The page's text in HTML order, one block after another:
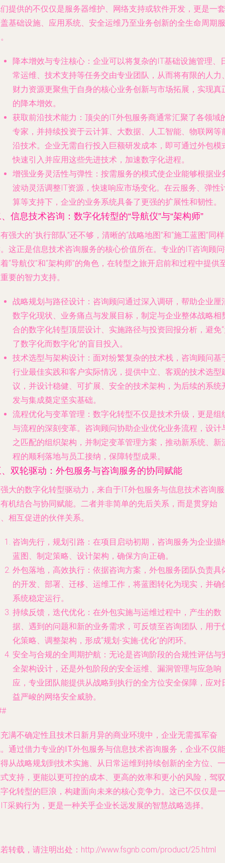
提供的不仅仅是服务器维护、网络支持或软件开发，更是一套
基础设施、应用系统、安全运维乃至业务创新的全生命周期服
降本增效与专注核心 ：企业可以将复杂的IT基础设施管理、
常运维、技术支持等任务交由专业团队，从而将有限的人力
财力资源更聚焦于自身的核心业务创新与市场拓展，实现真
的降本增效。
获取前沿技术能力 ：顶尖的IT外包服务商通常汇聚了各领域
专家，并持续投资于云计算、大数据、人工智能、物联网等
沿技术。企业无需自行投入巨额研发成本，即可通过外包模
快速引入并应用这些先进技术，加速数字化进程。
增强业务灵活性与弹性 ：按需服务的模式使企业能够根据业
波动灵活调整IT资源，快速响应市场变化。在云服务、弹性
算等支持下，企业的业务系统具备了更强的扩展性和韧性。
信息技术咨询：数字化转型的“导航仪”与“架构师”
强大的“执行部队”还不够，清晰的“战略地图”和“施工蓝图”同
这正是信息技术咨询服务的核心价值所在。专业的IT咨询顾
“导航仪”和“架构师”的角色，在转型之旅开启前和过程中提供
要的智力支持。
战略规划与路径设计 ：咨询顾问通过深入调研，帮助企业厘
数字化现状、业务痛点与发展目标，制定与企业整体战略相
合的数字化转型顶层设计、实施路径与投资回报分析，避免
了数字化而数字化”的盲目投入。
技术选型与架构设计 ：面对纷繁复杂的技术栈，咨询顾问基
行业最佳实践和客户实际情况，提供中立、客观的技术选型
议，并设计稳健、可扩展、安全的技术架构，为后续的系统
发与集成奠定坚实基础。
流程优化与变革管理 ：数字化转型不仅是技术升级，更是组
与流程的深刻变革。咨询顾问协助企业优化业务流程，设计
之匹配的组织架构，并制定变革管理方案，推动新系统、新
程的顺利落地与员工接纳，保障转型成果。
双轮驱动：外包服务与咨询服务的协同赋能
大的数字化转型驱动力，来自于IT外包服务与信息技术咨询
有机结合与协同赋能。二者并非简单的先后关系，而是贯穿始
相互促进的伙伴关系。
咨询先行，规划引路 ：在项目启动初期，咨询服务为企业描
蓝图、制定策略、设计架构，确保方向正确。
外包落地，高效执行 ：依据咨询方案，外包服务团队负责具
的开发、部署、迁移、运维工作，将蓝图转化为现实，并确
系统稳定运行。
持续反馈，迭代优化 ：在外包实施与运维过程中，产生的数
据、遇到的问题和新的业务需求，可反馈至咨询团队，用于
化策略、调整架构，形成“规划-实施-优化”的闭环。
安全与合规的全周期护航 ：无论是咨询阶段的合规性评估与
全架构设计，还是外包阶段的安全运维、漏洞管理与应急响
应，专业团队能提供从战略到执行的全方位安全保障，应对
益严峻的网络安全威胁。
满不确定性且技术日新月异的商业环境中，企业无需孤军奋
通过借力专业的IT外包服务与信息技术咨询服务 ，企业不仅能
从战略规划到技术实施、从日常运维到持续创新的全方位、一
支持，更能以更可控的成本、更高的效率和更小的风险，驾驭
化转型的巨浪，构建面向未来的核心竞争力。这已不仅仅是一
采购行为，更是一种关乎企业长远发展的智慧战略选择。
转载，请注明出处：http://www.fsgnb.com/product/25.html